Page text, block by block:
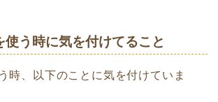
使う時に気を付けてること
時、以下のことに気を付けていま